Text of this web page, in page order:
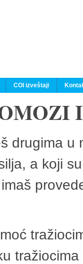
COI izveštaji
drugima
a koji